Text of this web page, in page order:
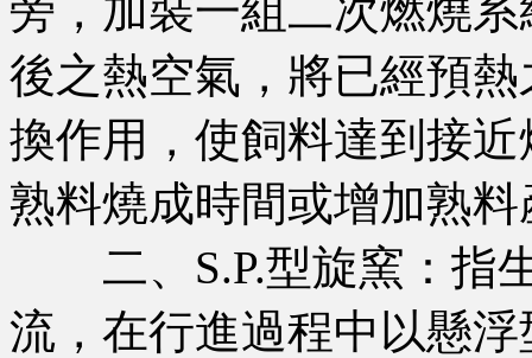
旁，加裝一組二次燃燒
後之熱空氣，將已經預
換作用，使飼料達到接
熟料燒成時間或增加熟
二、S.P.型旋窯：指
流，在行進過程中以懸